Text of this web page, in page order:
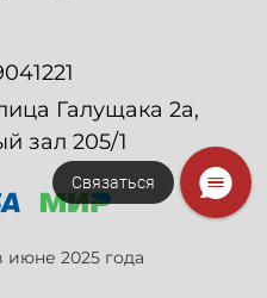
Галущака 2а,
зал 205/1
июне 2025 года
Связаться